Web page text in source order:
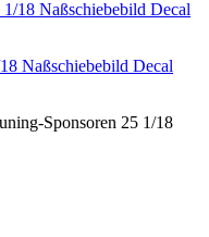
Naßschiebebild Decal
Sponsoren 25 1/18